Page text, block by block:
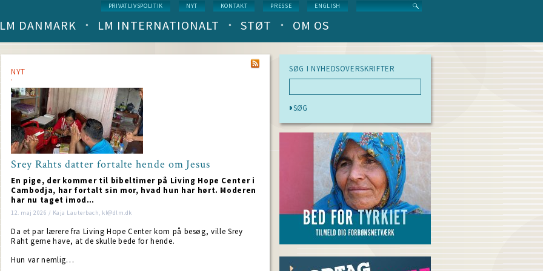
Service
menu
PRIVATLIVSPOLITIK NYT KONTAKT PRESSE ENGLISH
Main
(level
1)
LM DANMARK LM INTERNATIONALT STØT OM OS
NYT
Srey Rahts datter fortalte hende om Jesus
En pige, der kommer til bibeltimer på Living Hope Center i
Cambodja, har fortalt sin mor, hvad hun har hørt. Moderen
har nu taget imod…
12. maj 2026 / Kaja Lauterbach, kl@dlm.dk
Da et par lærere fra Living Hope Center kom på besøg, ville Srey
Raht gerne have, at de skulle bede for hende.
Hun var nemlig…
SØG I NYHEDSOVERSKRIFTER